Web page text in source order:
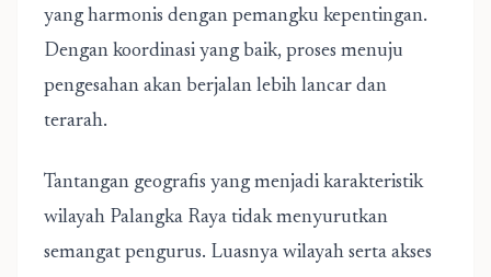
yang harmonis dengan pemangku kepentingan.
Dengan koordinasi yang baik, proses menuju
pengesahan akan berjalan lebih lancar dan
terarah.
Tantangan geografis yang menjadi karakteristik
wilayah Palangka Raya tidak menyurutkan
semangat pengurus. Luasnya wilayah serta akses